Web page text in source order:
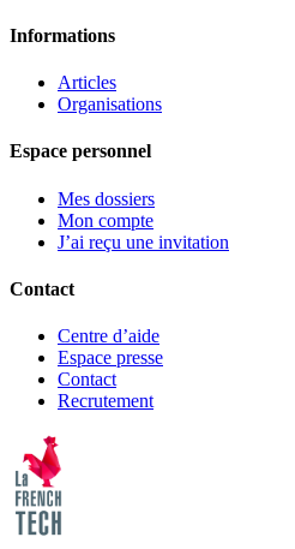
Informations
Articles
Organisations
Espace personnel
Mes dossiers
Mon compte
J’ai reçu une invitation
Contact
Centre d’aide
Espace presse
Contact
Recrutement